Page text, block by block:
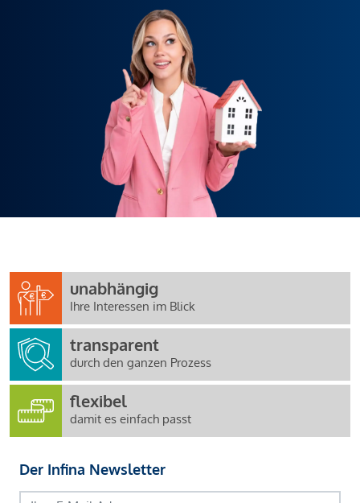
unabhängig
Ihre Interessen im Blick
transparent
durch den ganzen Prozess
flexibel
damit es einfach passt
Der Infina Newsletter